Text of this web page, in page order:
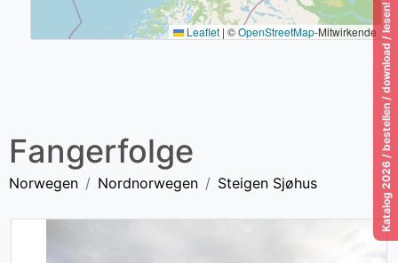
Katalog 2026 / bestellen / download / lesen!
Leaflet | ©OpenStreetMap-Mitwirkende
Fangerfolge
Norwegen Nordnorwegen Steigen Sjøhus